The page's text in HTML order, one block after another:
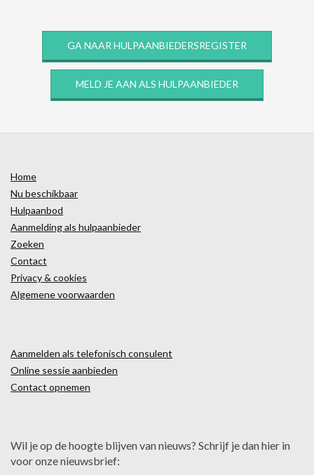
GA NAAR HULPAANBIEDERSREGISTER
MELD JE AAN ALS HULPAANBIEDER
Home
Nu beschikbaar
Hulpaanbod
Aanmelding als hulpaanbieder
Zoeken
Contact
Privacy & cookies
Algemene voorwaarden
Aanmelden als telefonisch consulent
Online sessie aanbieden
Contact opnemen
Wil je op de hoogte blijven van nieuws? Schrijf je dan hier in
voor onze nieuwsbrief: